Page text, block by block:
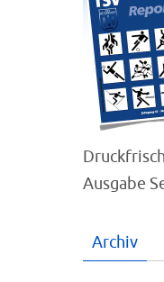
Ausgabe
Archiv